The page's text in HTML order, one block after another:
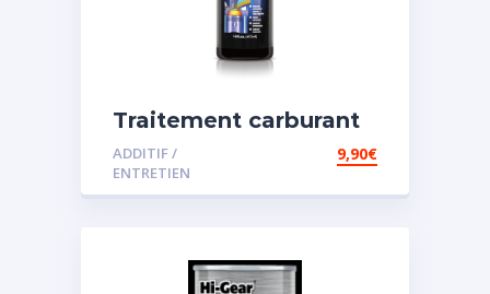
Traitement carburant
diesel et essence
ADDITIF /
ENTRETIEN
9,90€